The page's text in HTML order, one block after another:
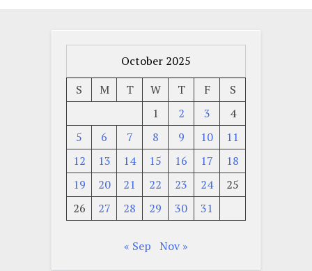
October 2025
S
M T W T F
S
1
2 3
4
5
6 7 8 9 10
11
12
13 14 15 16 17
18
19
20 21 22 23 24
25
26
27 28 29 30 31
« Sep Nov »